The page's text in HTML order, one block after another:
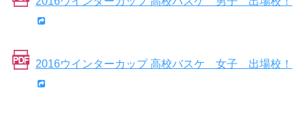
2016ウインターカップ 高校バスケ 女子 出場校！